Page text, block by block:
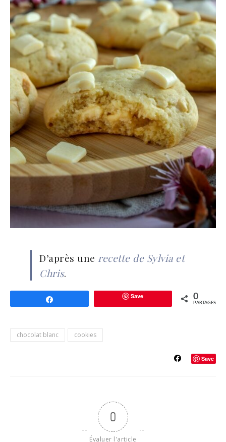
D’après une recette de Sylvia et
Chris.
Save 0
PARTAGES
chocolat blanc cookies
Save
0
Évaluer l'article